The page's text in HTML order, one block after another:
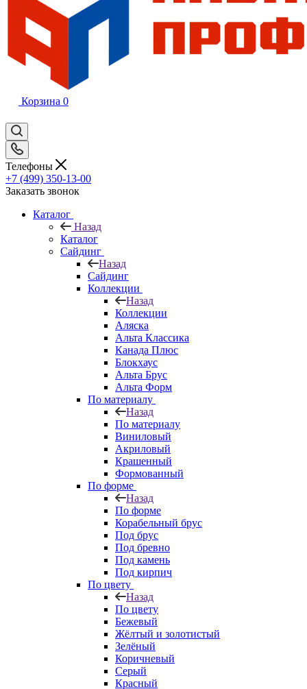
Корзина 0
Телефоны
+7 (499) 350-13-00
Заказать звонок
Каталог
Назад
Каталог
Сайдинг
Назад
Сайдинг
Коллекции
Назад
Коллекции
Аляска
Альта Классика
Канада Плюс
Блокхаус
Альта Брус
Альта Форм
По материалу
Назад
По материалу
Виниловый
Акриловый
Крашенный
Формованный
По форме
Назад
По форме
Корабельный брус
Под брус
Под бревно
Под камень
Под кирпич
По цвету
Назад
По цвету
Бежевый
Жёлтый и золотистый
Зелёный
Коричневый
Серый
Красный